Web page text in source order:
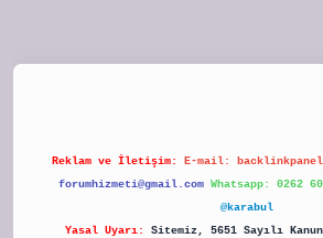
Reklam ve İletişim: E-mail:
forumhizmeti@gmail.com Whatsapp: 0262
@karabul
Yasal Uyarı:
Sitemiz, 5651 Sayılı